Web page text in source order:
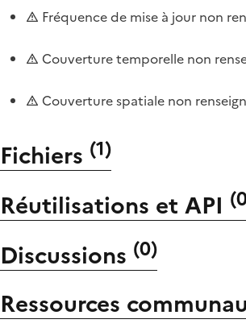
Fréquence de mise à jour non
Couverture temporelle non
Couverture spatiale non
Fichiers (1)
Réutilisations et API (
Discussions (0)
Ressources